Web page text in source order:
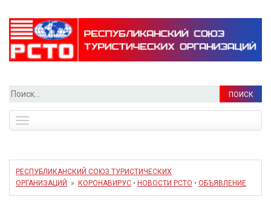
Найти:
navigation
РЕСПУБЛИКАНСКИЙ СОЮЗ ТУРИСТИЧЕСКИХ
ОРГАНИЗАЦИЙ
» КОРОНАВИРУС • НОВОСТИ РСТО • ОБЪЯВЛЕНИЕ